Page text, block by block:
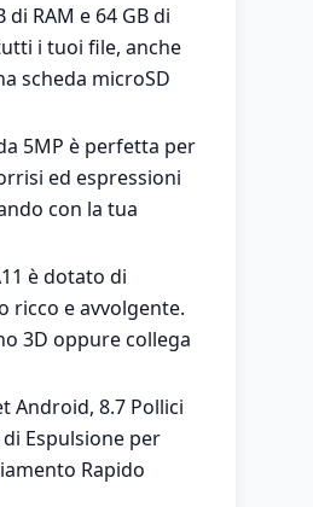
di RAM e 64 GB di
i tuoi file, anche
scheda microSD
5MP è perfetta per
ed espressioni
con la tua
è dotato di
ricco e avvolgente.
3D oppure collega
Android, 8.7 Pollici
Espulsione per
Rapido